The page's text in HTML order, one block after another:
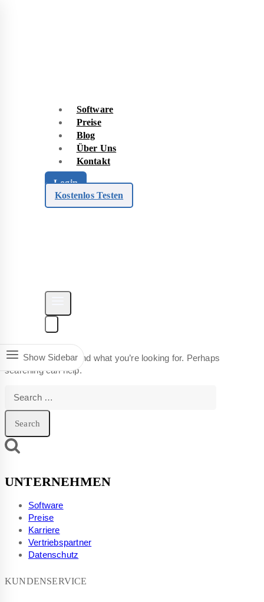
Software
Preise
Blog
Über Uns
Kontakt
Login
Kostenlos Testen
Show Sidebar
It seems we can’t find what you’re looking for. Perhaps
searching can help.
UNTERNEHMEN
Software
Preise
Karriere
Vertriebspartner
Datenschutz
KUNDENSERVICE